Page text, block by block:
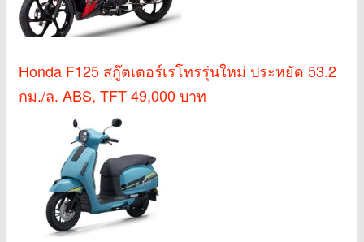
Honda F125 สกู๊ตเตอร์เรโทรรุ่นใหม่ ประหยัด 53.2
กม./ล. ABS, TFT 49,000 บาท